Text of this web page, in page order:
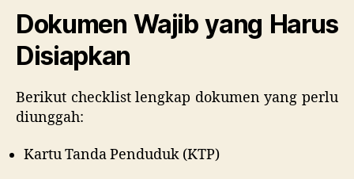
Dokumen Wajib yang Harus
Disiapkan
Berikut checklist lengkap dokumen yang perlu
diunggah:
Kartu Tanda Penduduk (KTP)